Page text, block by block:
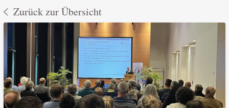
Zurück zur Übersicht